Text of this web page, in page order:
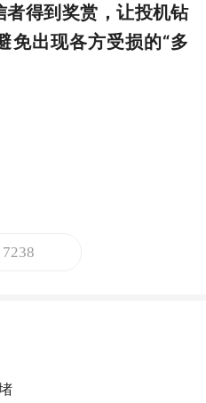
得到奖赏，让投机钻
免出现各方受损的“多
7238